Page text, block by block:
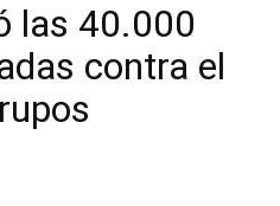
las 40.000
contra el